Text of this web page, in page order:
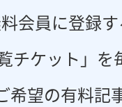
会員に登録
チケット」
希望の有料記